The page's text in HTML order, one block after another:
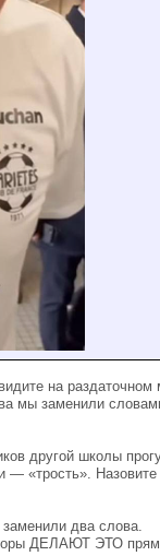
на раздаточном
мы заменили
другой школы
— «трость». Назовите
два слова.
ДЕЛАЮТ ЭТО